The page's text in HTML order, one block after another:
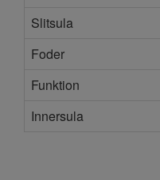
Slitsula
Foder
Funktion
Innersula